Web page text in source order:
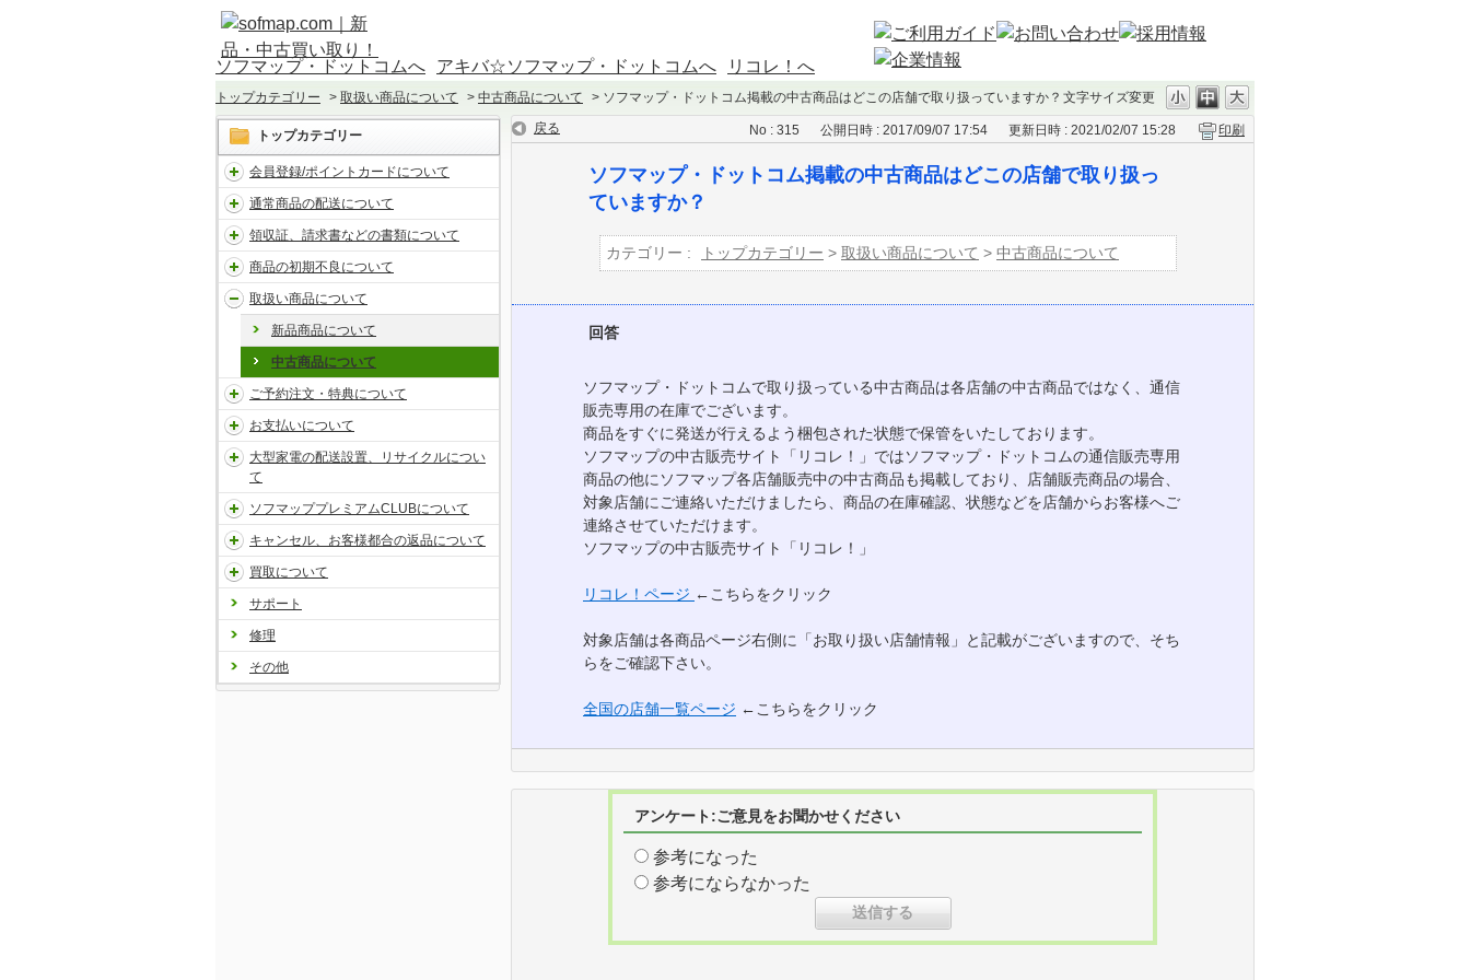
ソフマップ・ドットコムへ アキバ☆ソフマップ・ドットコムへ リコレ！へ
文字サイズ変更
トップカテゴリー > 取扱い商品について > 中古商品について > ソフマップ・ドットコム掲載の中古商品はどこの店舗で取り扱っていますか？
トップカテゴリー
会員登録/ポイントカードについて
通常商品の配送について
領収証、請求書などの書類について
商品の初期不良について
取扱い商品について
新品商品について
中古商品について
ご予約注文・特典について
お支払いについて
大型家電の配送設置、リサイクルについ
て
ソフマッププレミアムCLUBについて
キャンセル、お客様都合の返品について
買取について
サポート
修理
その他
戻る No : 315 公開日時 : 2017/09/07 17:54 更新日時 : 2021/02/07 15:28 印刷
ソフマップ・ドットコム掲載の中古商品はどこの店舗で取り扱っ
ていますか？
カテゴリー : トップカテゴリー > 取扱い商品について > 中古商品について
回答
ソフマップ・ドットコムで取り扱っている中古商品は各店舗の中古商品ではなく、通信
販売専用の在庫でございます。
商品をすぐに発送が行えるよう梱包された状態で保管をいたしております。
ソフマップの中古販売サイト「リコレ！」ではソフマップ・ドットコムの通信販売専用
商品の他にソフマップ各店舗販売中の中古商品も掲載しており、店舗販売商品の場合、
対象店舗にご連絡いただけましたら、商品の在庫確認、状態などを店舗からお客様へご
連絡させていただけます。
ソフマップの中古販売サイト「リコレ！」
リコレ！ページ ←こちらをクリック
対象店舗は各商品ページ右側に「お取り扱い店舗情報」と記載がございますので、そち
らをご確認下さい。
全国の店舗一覧ページ ←こちらをクリック
アンケート:ご意見をお聞かせください
参考になった
参考にならなかった